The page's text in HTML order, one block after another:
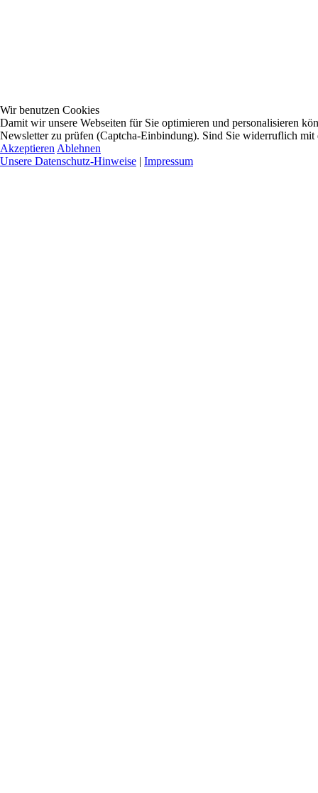
Wir benutzen Cookies
Damit wir unsere Webseiten für Sie optimieren und personalisieren
Newsletter zu prüfen (Captcha-Einbindung). Sind Sie widerruflich mit
Akzeptieren Ablehnen
Unsere Datenschutz-Hinweise | Impressum